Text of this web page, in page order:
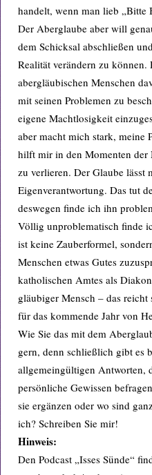
handelt, wenn man lieb „Bitte
Der Aberglaube aber will
dem Schicksal abschließen
Realität verändern zu können.
abergläubischen Menschen
mit seinen Problemen zu
eigene Machtlosigkeit
aber macht mich stark, meine
hilft mir in den Momenten
zu verlieren. Der Glaube lässt
Eigenverantwortung. Das tut
deswegen finde ich ihn
Völlig unproblematisch finde
ist keine Zauberformel,
Menschen etwas Gutes
katholischen Amtes als
gläubiger Mensch – das
für das kommende Jahr von
Wie Sie das mit dem
gern, denn schließlich gibt es
allgemeingültigen Antworten,
persönliche Gewissen
sie ergänzen oder wo sind
ich? Schreiben Sie mir!
Hinweis:
Den Podcast „Isses Sünde“